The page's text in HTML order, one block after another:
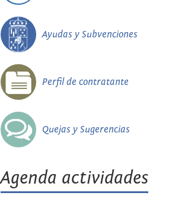
Ayudas y Subvenciones
Perfil de contratante
Quejas y Sugerencias
Agenda actividades